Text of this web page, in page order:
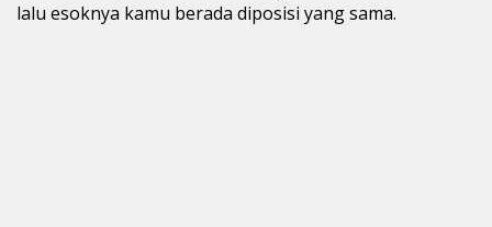
lalu esoknya kamu berada diposisi yang sama.